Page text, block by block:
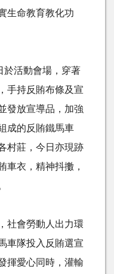
生命教育教化功
於活動會場，穿著
手持反賄布條及宣
發放宣導品，加強
成的反賄鐵馬車
村莊，今日亦現跡
車衣，精神抖擻，
社會勞動人出力環
車隊投入反賄選宣
揮愛心同時，灌輸